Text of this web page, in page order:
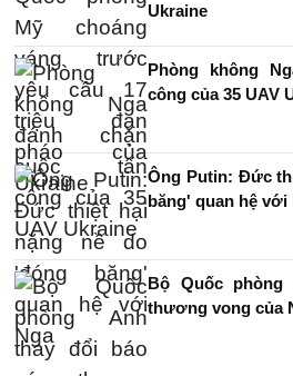
Ukraine
Phòng không
công của 35 UAV
Ông Putin: Đức
băng' quan hệ với
Bộ Quốc
thương vong của